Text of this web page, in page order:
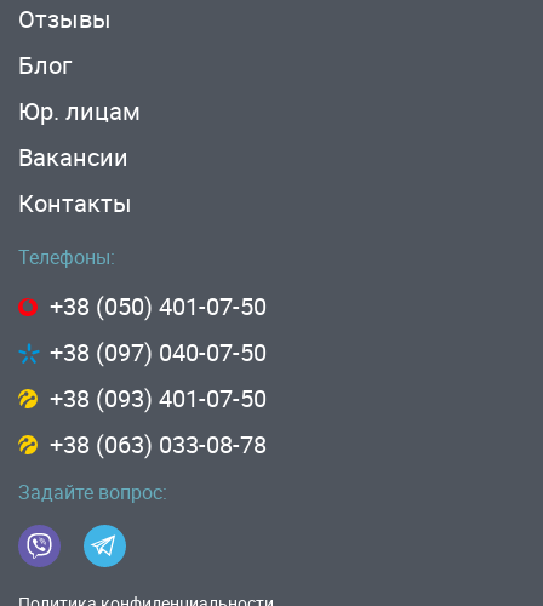
Отзывы
Блог
Юр. лицам
Вакансии
Контакты
Телефоны:
+38 (050) 401-07-50
+38 (097) 040-07-50
+38 (093) 401-07-50
+38 (063) 033-08-78
Задайте вопрос: